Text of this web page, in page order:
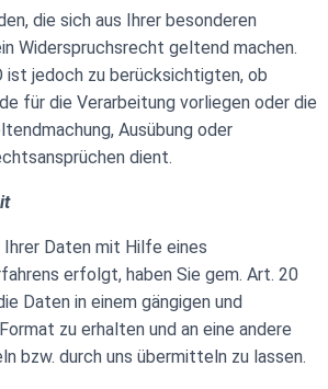
die sich aus Ihrer besonderen
Widerspruchsrecht geltend machen.
ist jedoch zu berücksichtigten, ob
für die Verarbeitung vorliegen oder die
Ausübung oder
dient.
Daten mit Hilfe eines
erfolgt, haben Sie gem. Art. 20
Daten in einem gängigen und
zu erhalten und an eine andere
bzw. durch uns übermitteln zu lassen.